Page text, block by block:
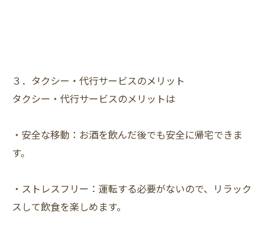
３．タクシー・代行サービスのメリット
タクシー・代行サービスのメリットは
・安全な移動：お酒を飲んだ後でも安全に帰宅できま
す。
・ストレスフリー：運転する必要がないので、リラック
スして飲食を楽しめます。